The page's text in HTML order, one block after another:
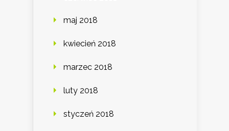
maj 2018
kwiecień 2018
marzec 2018
luty 2018
styczeń 2018